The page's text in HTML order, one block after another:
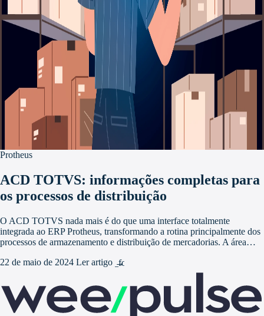
Protheus
ACD TOTVS: informações completas para
os processos de distribuição
O ACD TOTVS nada mais é do que uma interface totalmente
integrada ao ERP Protheus, transformando a rotina principalmente dos
processos de armazenamento e distribuição de mercadorias. A área…
22 de maio de 2024 Ler artigo
arrow_forward